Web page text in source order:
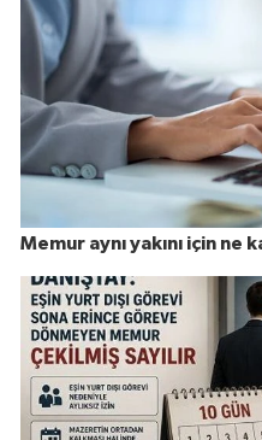
Memur aynı yakını için